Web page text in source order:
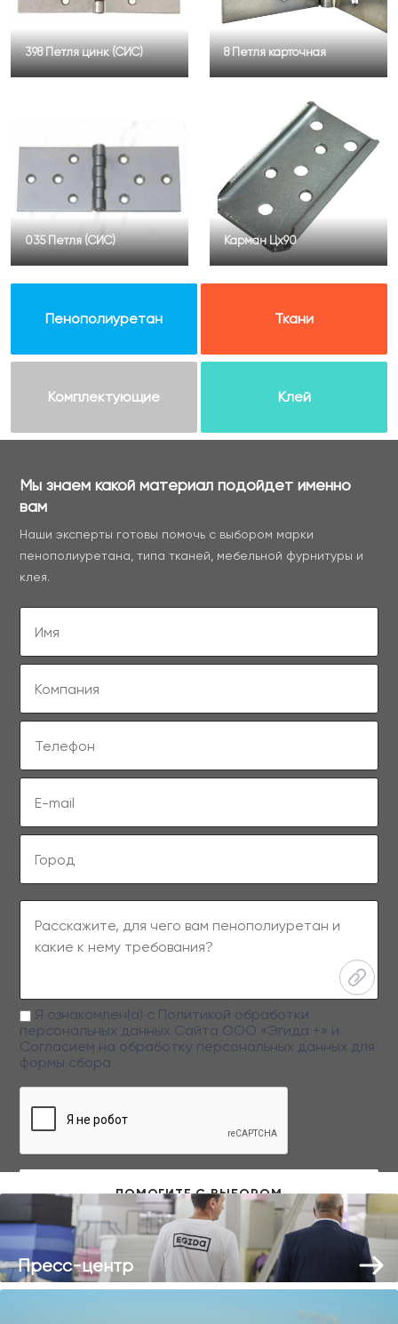
398 Петля цинк (СИС)
035 Петля (СИС)
8 Петля карточная
Карман Цх90
Пенополиуретан Ткани
Комплектующие Клей
Мы знаем какой материал подойдет именно
вам
Наши эксперты готовы помочь с выбором марки
пенополиуретана, типа тканей, мебельной фурнитуры и
клея.
Заполняя данную форму вы даете свое согласие на обработку
персональных данных
Я ознакомлен(а) с Политикой обработки
персональных данных Сайта ООО «Эгида +» и
Согласием на обработку персональных данных для
формы сбора
Пресс-центр